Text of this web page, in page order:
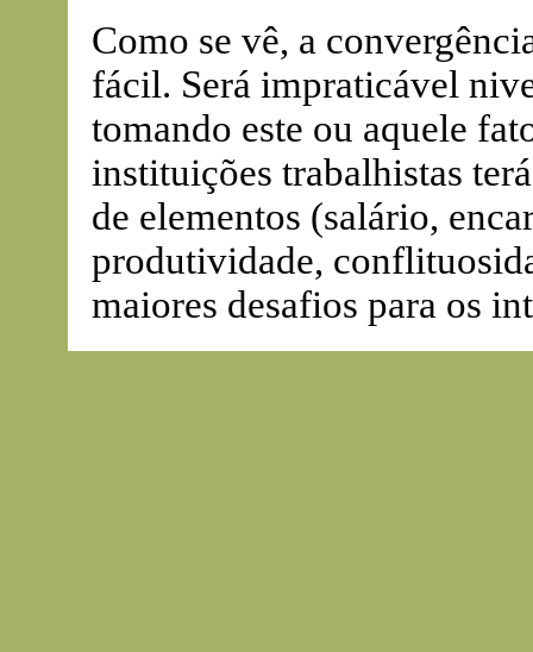
Como se vê, a
fácil. Será impraticável
tomando este ou aquele
instituições trabalhistas
de elementos (salário,
produtividade,
maiores desafios para os